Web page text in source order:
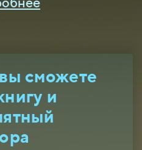
сможете
и